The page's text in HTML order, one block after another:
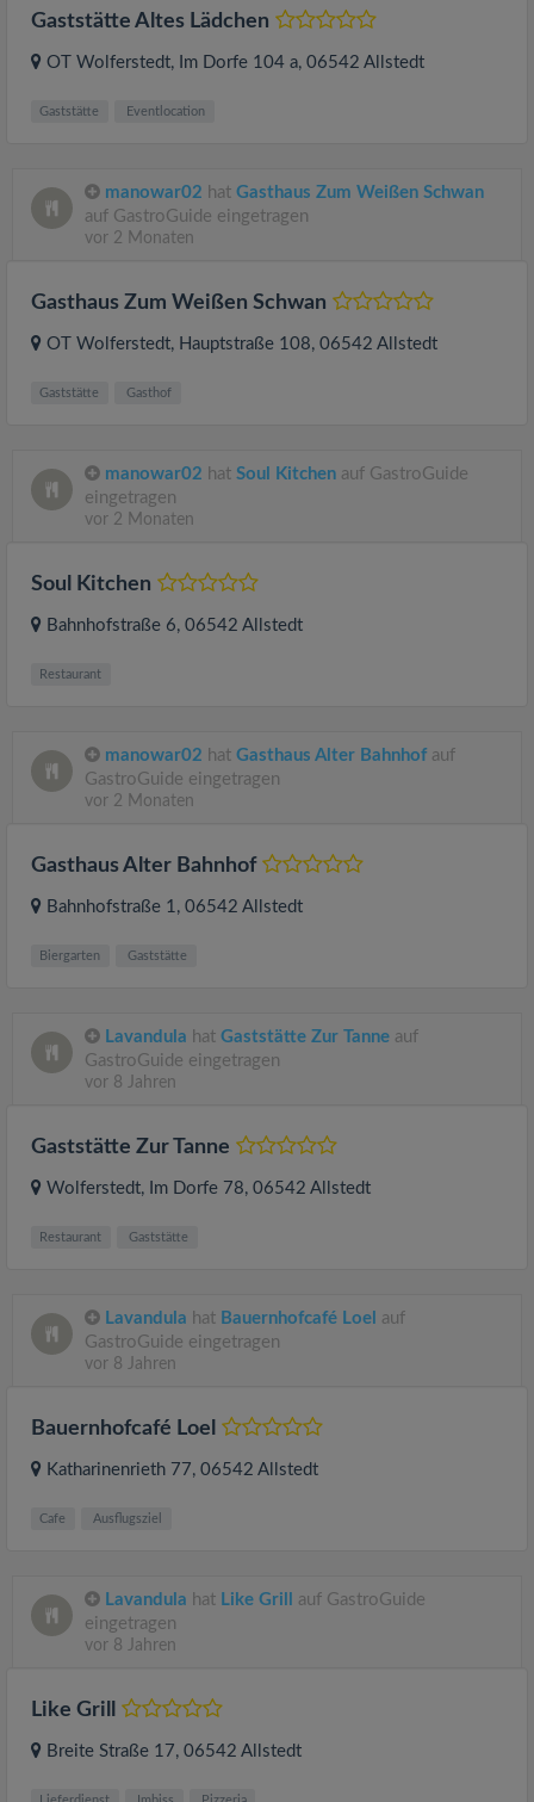
Gaststätte Altes Lädchen
OT Wolferstedt, Im Dorfe 104 a, 06542 Allstedt
Gaststätte Eventlocation
manowar02 hat Gasthaus Zum Weißen Schwan
auf GastroGuide eingetragen
vor 2 Monaten
Gasthaus Zum Weißen Schwan
OT Wolferstedt, Hauptstraße 108, 06542 Allstedt
Gaststätte Gasthof
manowar02 hat Soul Kitchen auf GastroGuide
eingetragen
vor 2 Monaten
Soul Kitchen
Bahnhofstraße 6, 06542 Allstedt
Restaurant
manowar02 hat Gasthaus Alter Bahnhof auf
GastroGuide eingetragen
vor 2 Monaten
Gasthaus Alter Bahnhof
Bahnhofstraße 1, 06542 Allstedt
Biergarten Gaststätte
Lavandula hat Gaststätte Zur Tanne auf
GastroGuide eingetragen
vor 8 Jahren
Gaststätte Zur Tanne
Wolferstedt, Im Dorfe 78, 06542 Allstedt
Restaurant Gaststätte
Lavandula hat Bauernhofcafé Loel auf
GastroGuide eingetragen
vor 8 Jahren
Bauernhofcafé Loel
Katharinenrieth 77, 06542 Allstedt
Cafe Ausflugsziel
Lavandula hat Like Grill
auf GastroGuide
eingetragen
vor 8 Jahren
Like Grill
Breite Straße 17, 06542 Allstedt